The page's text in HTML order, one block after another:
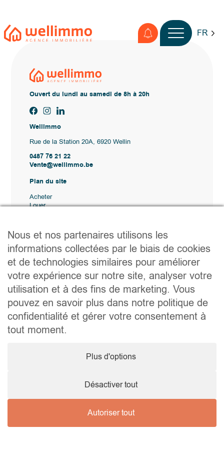
FR
Ouvert du lundi au samedi de 8h à 20h
Wellimmo
Rue de la Station 20A, 6920 Wellin
0487 76 21 22
Vente@wellimmo.be
Plan du site
Acheter
Louer
Contact
Liens utiles
Conseils pratiques pour vendre ou louer
Préparer un déménagement
Documents utiles
Notaire.be
Société
TVA. BE 0464.629.802 • IPI : 510350 RC professionnelle et
cautionnement via AXA Belgium SA – police n° 730.390.160
Protection des données personnelles•Mentions légales
Nous et nos partenaires utilisons les
informations collectées par le biais de cookies
et de technologies similaires pour améliorer
votre expérience sur notre site, analyser votre
utilisation et à des fins de marketing. Vous
pouvez en savoir plus dans notre politique de
confidentialité et gérer votre consentement à
tout moment.
Plus d'options
Désactiver tout
Autoriser tout